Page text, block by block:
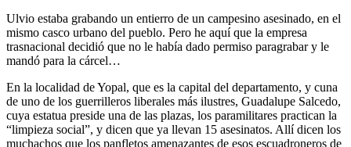
Ulvio estaba grabando un entierro de un campesino asesinado, en el
mismo casco urbano del pueblo. Pero he aquí que la empresa
trasnacional decidió que no le había dado permiso paragrabar y le
mandó para la cárcel…
En la localidad de Yopal, que es la capital del departamento, y cuna
de uno de los guerrilleros liberales más ilustres, Guadalupe Salcedo,
cuya estatua preside una de las plazas, los paramilitares practican la
“limpieza social”, y dicen que ya llevan 15 asesinatos. Allí dicen los
muchachos que los panfletos amenazantes de esos escuadroneros de